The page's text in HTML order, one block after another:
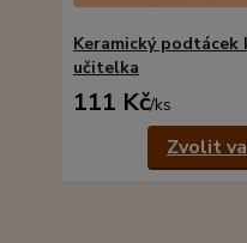
Keramický podtácek
učitelka
111 Kč/ks
Zvolit